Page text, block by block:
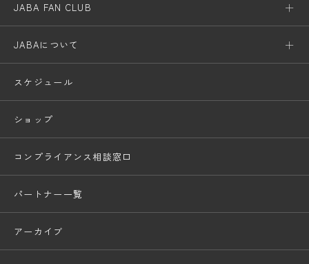
JABA FAN CLUB
JABAについて
スケジュール
ショップ
コンプライアンス相談窓口
パートナー一覧
アーカイブ